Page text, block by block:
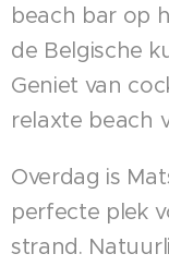
beach bar op
de Belgische
Geniet van
relaxte beach
Overdag is
perfecte plek
strand.